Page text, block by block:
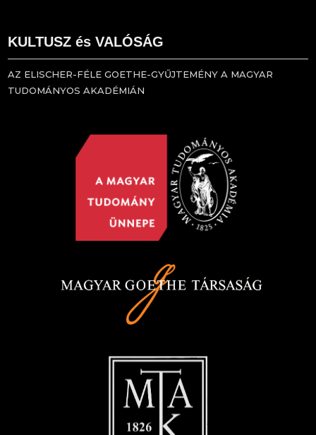
KULTUSZ és VALÓSÁG
AZ ELISCHER-FÉLE GOETHE-GYŰJTEMÉNY A MAGYAR
TUDOMÁNYOS AKADÉMIÁN